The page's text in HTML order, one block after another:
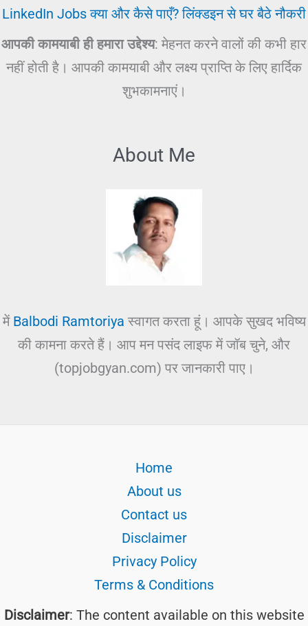
LinkedIn Jobs क्या और कैसे पाएँ? लिंक्डइन से घर बैठे नौकरी
आपकी कामयाबी ही हमारा उद्देश्य: मेहनत करने वालों की कभी हार
नहीं होती है। आपकी कामयाबी और लक्ष्य प्राप्ति के लिए हार्दिक
शुभकामनाएं।
About Me
में Balbodi Ramtoriya स्वागत करता हूं। आपके सुखद भविष्य
की कामना करते हैं। आप मन पसंद लाइफ में जॉब चुने, और
(topjobgyan.com) पर जानकारी पाए।
Home
About us
Contact us
Disclaimer
Privacy Policy
Terms & Conditions
Disclaimer: The content available on this website